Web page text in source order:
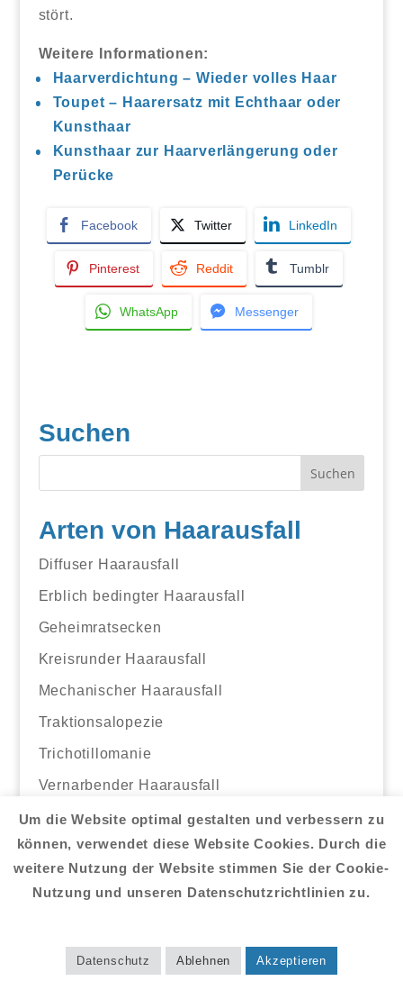
stört.
Weitere Informationen:
Haarverdichtung – Wieder volles Haar
Toupet – Haarersatz mit Echthaar oder
Kunsthaar
Kunsthaar zur Haarverlängerung oder
Perücke
Facebook Twitter LinkedIn
Pinterest Reddit Tumblr
WhatsApp Messenger
Suchen
Arten von Haarausfall
Diffuser Haarausfall
Erblich bedingter Haarausfall
Geheimratsecken
Kreisrunder Haarausfall
Mechanischer Haarausfall
Traktionsalopezie
Trichotillomanie
Vernarbender Haarausfall
Haarverpflanzung
Techniken
CHOI Methode
Um die Website optimal gestalten und verbessern zu
können, verwendet diese Website Cookies. Durch die
weitere Nutzung der Website stimmen Sie der Cookie-
Nutzung und unseren Datenschutzrichtlinien zu.
Datenschutz Ablehnen Akzeptieren